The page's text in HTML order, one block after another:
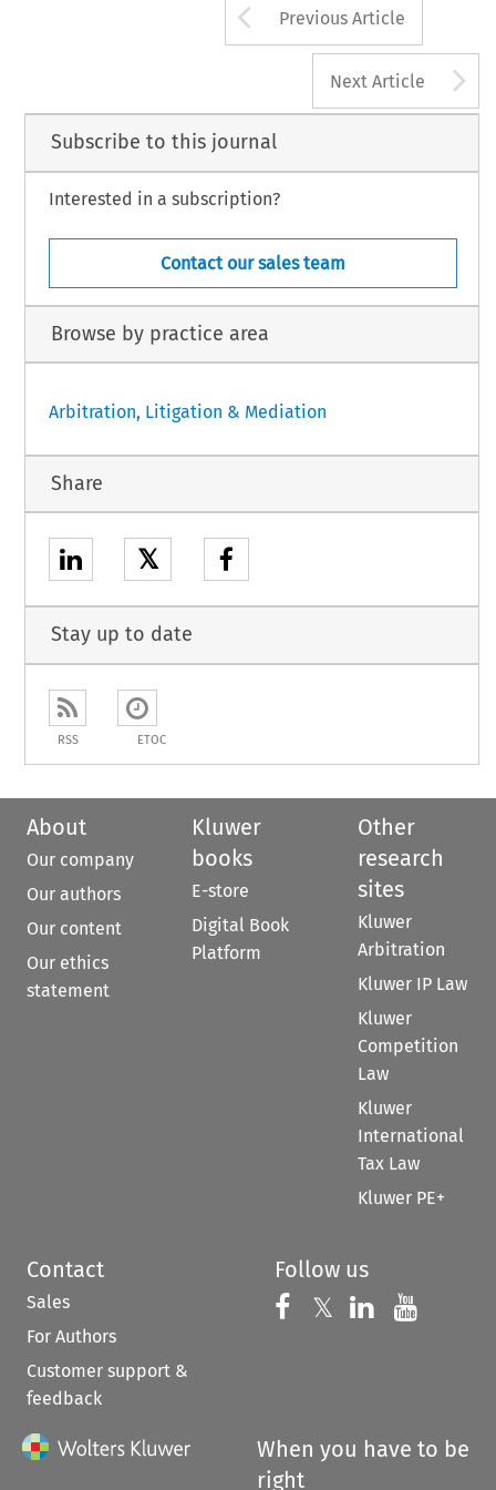
Arrow button
Previous Article
Next Article
Subscribe to this journal
Interested in a subscription?
Contact our sales team
Browse by practice area
Arbitration, Litigation & Mediation
Share
𝕏
Stay up to date
RSS ETOC
About
Our company
Our authors
Our content
Our ethics
statement
Kluwer
books
E-store
Digital Book
Platform
Other
research
sites
Kluwer
Arbitration
Kluwer IP Law
Kluwer
Competition
Law
Kluwer
International
Tax Law
Kluwer PE+
Contact
Sales
For Authors
Customer support &
feedback
Follow us
Follow us on
𝕏 Follow us on
Follow us
When you have to be
right